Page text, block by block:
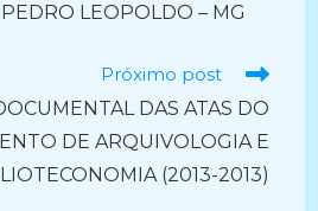
LEOPOLDO – MG
Próximo post
DAS ATAS DO
DE ARQUIVOLOGIA E
(2013-2013)